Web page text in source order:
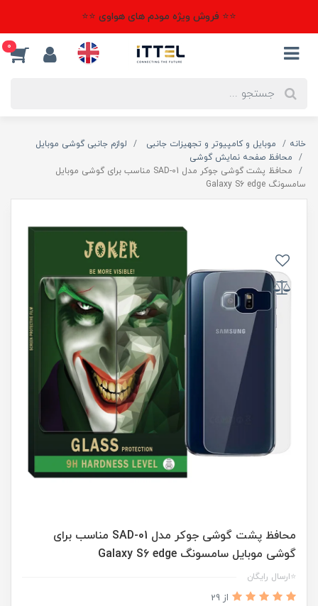
⭐⭐ فروش ویژه مودم های هواوی ⭐⭐
0
خانه موبایل و کامپیوتر و تجهیزات جانبی
لوازم جانبی گوشی موبایل
محافظ صفحه نمایش گوشی
محافظ پشت گوشی جوکر مدل SAD-01 مناسب برای گوشی موبایل
سامسونگ Galaxy S6 edge
محافظ پشت گوشی جوکر مدل SAD-01 مناسب برای
گوشی موبایل سامسونگ Galaxy S6 edge
⭐ارسال رایگان
از 29